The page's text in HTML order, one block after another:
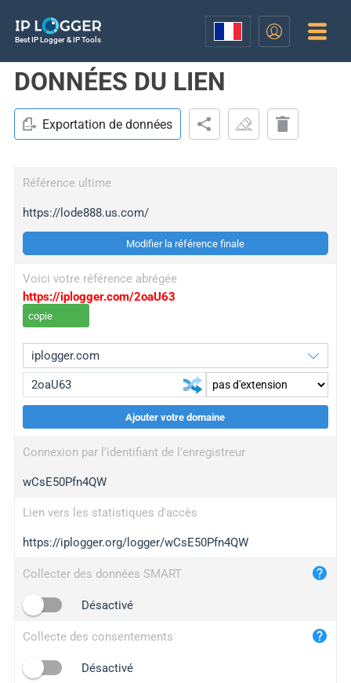
Best IP Logger & IP Tools
DONNÉES DU LIEN
Exportation de données
Référence ultime
https://lode888.us.com/
Modifier la référence finale
Voici votre référence abrégée
https://iplogger.com/2oaU63
copie
wl.gl
ed.tc
iplogger.com
maper.info
2no.co
yip.su
iplogger.info
Ajouter votre domaine
Connexion par l'identifiant de l'enregistreur
wCsE50Pfn4QW
Lien vers les statistiques d'accès
https://iplogger.org/logger/wCsE50Pfn4QW
Collecter des données SMART
Désactivé
Collecte des consentements
Désactivé